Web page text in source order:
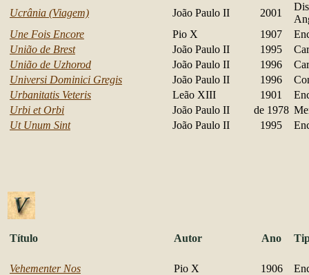
Ucrânia (Viagem) João Paulo II 2001
Une Fois Encore
Pio X 1907
União de Brest
João Paulo II 1995
União de Uzhorod
João Paulo II 1996
Universi Dominici Gregis
João Paulo II 1996
Urbanitatis Veteris
Leão XIII 1901
Urbi et Orbi
João Paulo II de 1978
Ut Unum Sint
João Paulo II 1995
Título Autor Ano
Vehementer Nos Pio X 1906